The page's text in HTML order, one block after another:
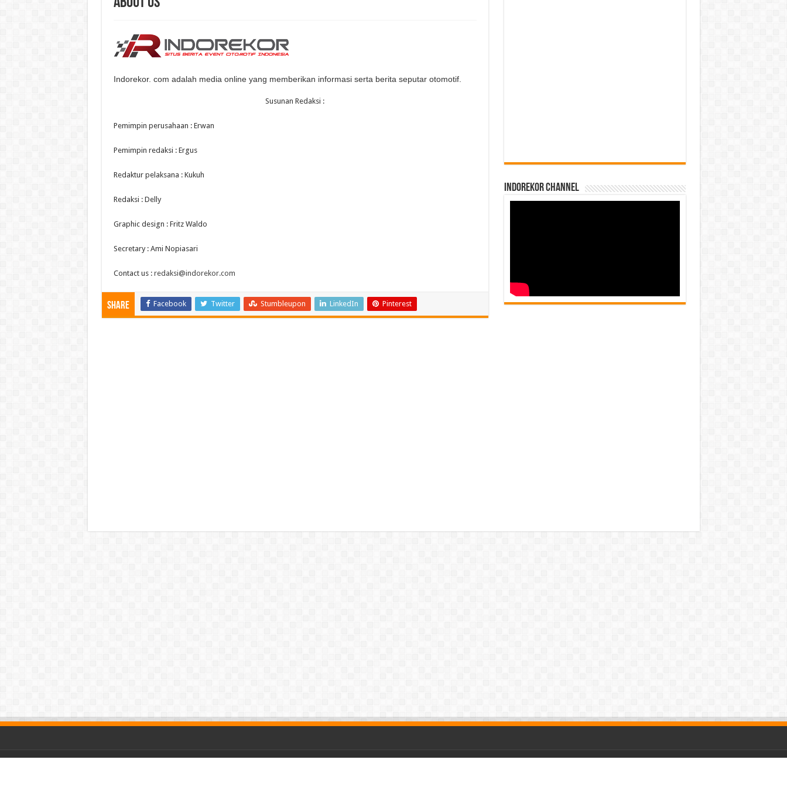
Indorekor. com adalah media online yang memberikan informasi serta berita seputar otomotif.
Susunan Redaksi :
Pemimpin perusahaan : Erwan
Pemimpin redaksi : Ergus
Redaktur pelaksana : Kukuh
Redaksi : Delly
Graphic design : Fritz Waldo
Secretary : Ami Nopiasari
Contact us : redaksi@indorekor.com
Share Facebook Twitter Stumbleupon LinkedIn Pinterest
INDOREKOR CHANNEL